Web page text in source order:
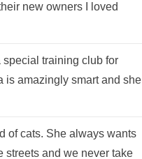
new owners I loved
special training club for
is amazingly smart and she
of cats. She always wants
streets and we never take